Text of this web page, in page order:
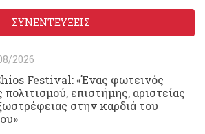
ΣΥΝΕΝΤΕΥΞΕΙΣ
2026
Festival: «Ένας φωτεινός
πολιτισμού, επιστήμης, αριστείας
στην καρδιά του